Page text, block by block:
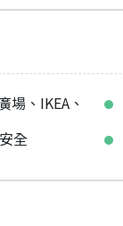
場、IKEA、
全